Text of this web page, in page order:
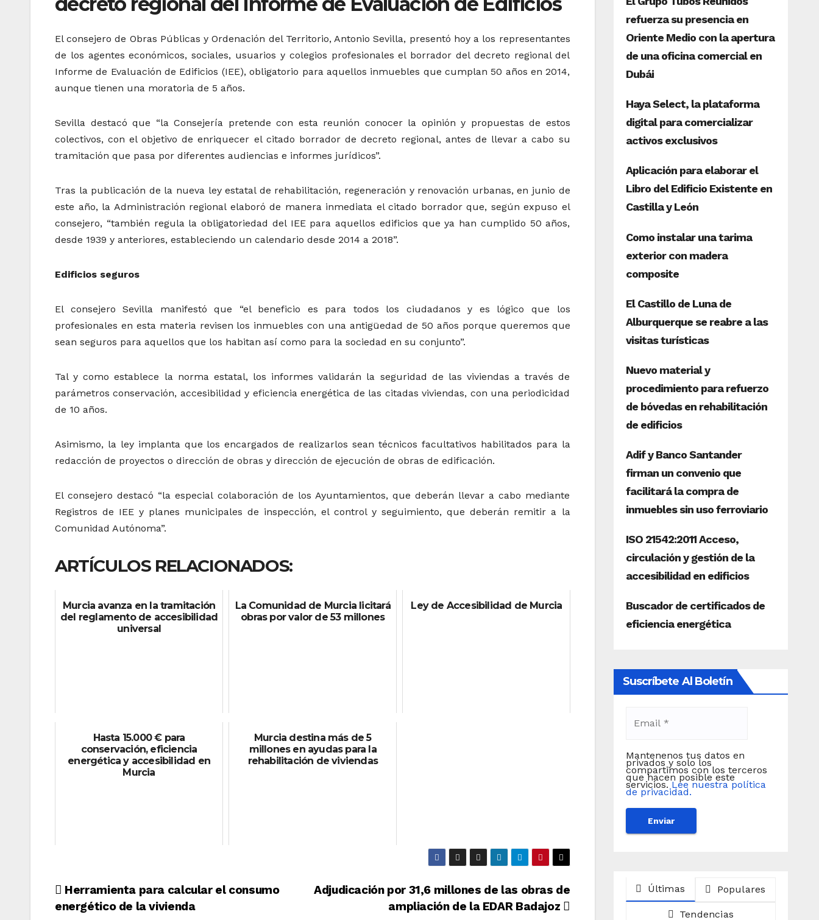
El consejero de Obras Públicas y Ordenación del Territorio, Antonio Sevilla, presentó hoy a los representantes
de los agentes económicos, sociales, usuarios y colegios profesionales el borrador del decreto regional del
Informe de Evaluación de Edificios (IEE), obligatorio para aquellos inmuebles que cumplan 50 años en 2014,
aunque tienen una moratoria de 5 años.
Sevilla destacó que “la Consejería pretende con esta reunión conocer la opinión y propuestas de estos
colectivos, con el objetivo de enriquecer el citado borrador de decreto regional, antes de llevar a cabo su
tramitación que pasa por diferentes audiencias e informes jurídicos”.
Tras la publicación de la nueva ley estatal de rehabilitación, regeneración y renovación urbanas, en junio de
este año, la Administración regional elaboró de manera inmediata el citado borrador que, según expuso el
consejero, “también regula la obligatoriedad del IEE para aquellos edificios que ya han cumplido 50 años,
desde 1939 y anteriores, estableciendo un calendario desde 2014 a 2018”.
Edificios seguros
El consejero Sevilla manifestó que “el beneficio es para todos los ciudadanos y es lógico que los
profesionales en esta materia revisen los inmuebles con una antigüedad de 50 años porque queremos que
sean seguros para aquellos que los habitan así como para la sociedad en su conjunto”.
Tal y como establece la norma estatal, los informes validarán la seguridad de las viviendas a través de
parámetros conservación, accesibilidad y eficiencia energética de las citadas viviendas, con una periodicidad
de 10 años.
Asimismo, la ley implanta que los encargados de realizarlos sean técnicos facultativos habilitados para la
redacción de proyectos o dirección de obras y dirección de ejecución de obras de edificación.
El consejero destacó “la especial colaboración de los Ayuntamientos, que deberán llevar a cabo mediante
Registros de IEE y planes municipales de inspección, el control y seguimiento, que deberán remitir a la
Comunidad Autónoma”.
ARTÍCULOS RELACIONADOS:
Murcia avanza en la tramitación
del reglamento de accesibilidad
universal
La Comunidad de Murcia licitará
obras por valor de 53 millones
Ley de Accesibilidad de Murcia
Hasta 15.000 € para
conservación, eficiencia
energética y accesibilidad en
Murcia
Murcia destina más de 5
millones en ayudas para la
rehabilitación de viviendas
Navegación
Adjudicación por 31,6 millones de las obras de
ampliación de la EDAR Badajoz
Herramienta para calcular el consumo
energético de la vivienda
Suscríbete Al Boletín
Mantenenos tus datos en
privados y solo los
compartimos con los terceros
que hacen posible este
servicios. Lee nuestra política
de privacidad.
Últimas Populares
Tendencias